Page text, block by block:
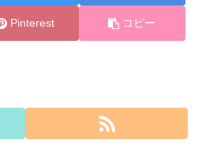
Pinterest コピー